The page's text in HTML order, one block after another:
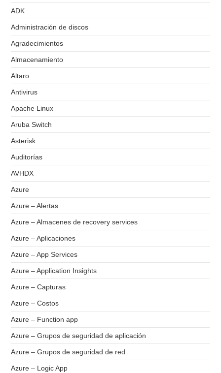
ADK
Administración de discos
Agradecimientos
Almacenamiento
Altaro
Antivirus
Apache Linux
Aruba Switch
Asterisk
Auditorías
AVHDX
Azure
Azure – Alertas
Azure – Almacenes de recovery services
Azure – Aplicaciones
Azure – App Services
Azure – Application Insights
Azure – Capturas
Azure – Costos
Azure – Function app
Azure – Grupos de seguridad de aplicación
Azure – Grupos de seguridad de red
Azure – Logic App